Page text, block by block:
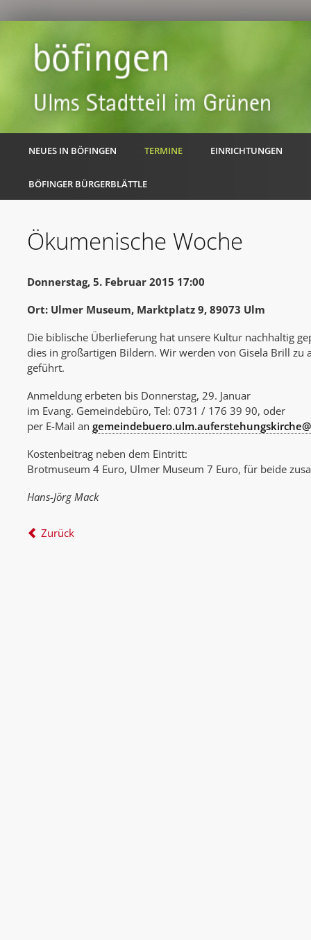
NEUES IN BÖFINGEN TERMINE EINRICHTUNGEN
BÖFINGER BÜRGERBLÄTTLE
Ökumenische Woche
Donnerstag, 5. Februar 2015 17:00
Ort: Ulmer Museum, Marktplatz 9, 89073 Ulm
Die biblische Überlieferung hat unsere Kultur nachhaltig
dies in großartigen Bildern. Wir werden von Gisela Brill zu
geführt.
Anmeldung erbeten bis Donnerstag, 29. Januar
im Evang. Gemeindebüro, Tel: 0731 / 176 39 90, oder
per E-Mail an
Kostenbeitrag neben dem Eintritt:
Brotmuseum 4 Euro, Ulmer Museum 7 Euro, für beide
Hans-Jörg Mack
Zurück